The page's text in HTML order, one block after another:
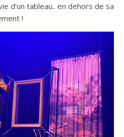
d’un tableau.. en dehors de sa
!